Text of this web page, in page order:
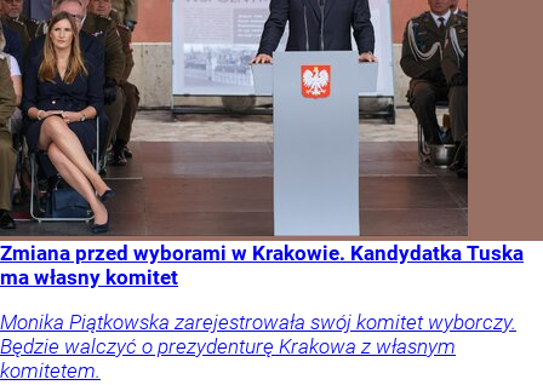
Zmiana przed wyborami w Krakowie. Kandydatka Tuska
ma własny komitet
Monika Piątkowska zarejestrowała swój komitet wyborczy.
Będzie walczyć o prezydenturę Krakowa z własnym
komitetem.